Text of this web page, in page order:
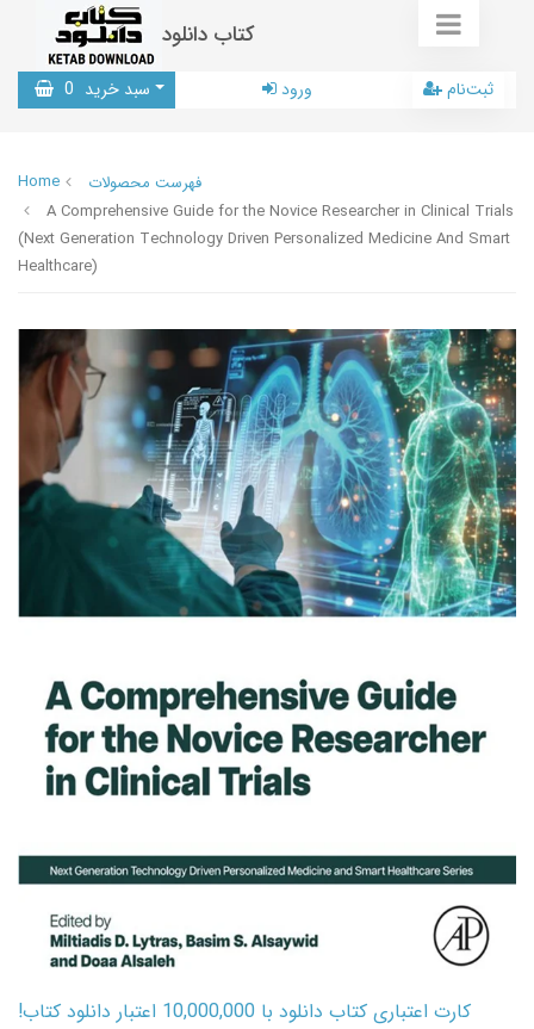
کتاب دانلود
سبد خرید 0 ورود ثبت‌نام
Home
فهرست محصولات
A Comprehensive Guide for the Novice Researcher in Clinical Trials
(Next Generation Technology Driven Personalized Medicine And Smart
Healthcare)
کارت اعتباری کتاب دانلود با 10,000,000 اعتبار دانلود کتاب!